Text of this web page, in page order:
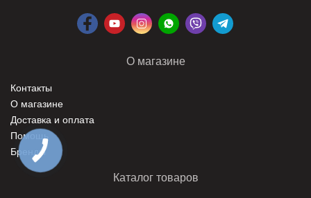
О магазине
Контакты
О магазине
Доставка и оплата
Помощь
Бренды
Каталог товаров